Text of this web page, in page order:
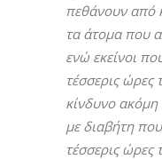
πεθάνουν από
τα άτομα που
ενώ εκείνοι
τέσσερις
κίνδυνο ακόμη
με διαβήτη
τέσσερις